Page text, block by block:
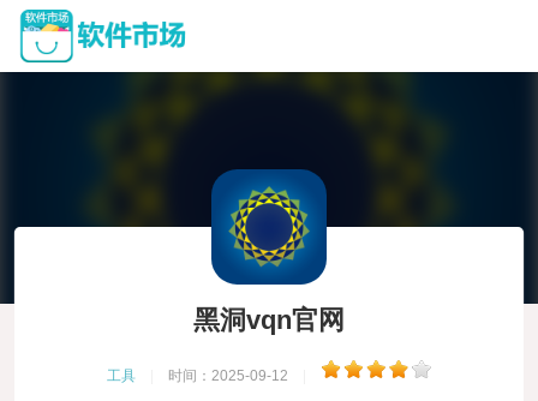
黑洞vqn官网
工具 时间：2025-09-12